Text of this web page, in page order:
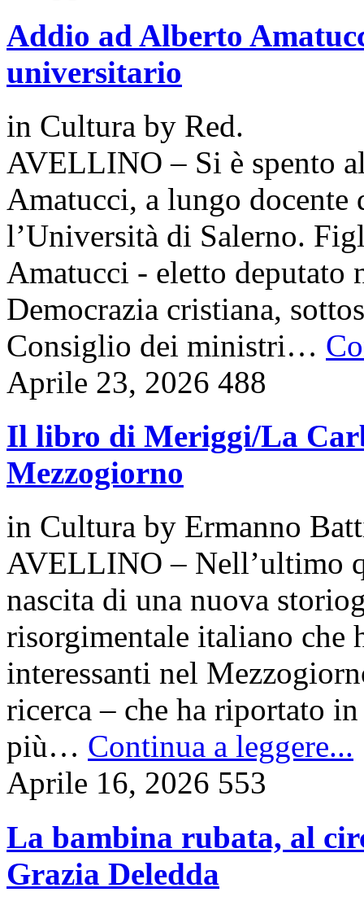
Addio ad Alberto
universitario
in Cultura by Red.
AVELLINO – Si è spento
Amatucci, a lungo
l’Università di Salerno.
Amatucci - eletto deputato
Democrazia cristiana,
Consiglio dei ministri…
Aprile 23, 2026 488
Il libro di Meriggi/La
Mezzogiorno
in Cultura by Ermanno
AVELLINO – Nell’ultimo
nascita di una nuova
risorgimentale italiano
interessanti nel
ricerca – che ha riportato
più… Continua a leggere...
Aprile 16, 2026 553
La bambina rubata, al
Grazia Deledda